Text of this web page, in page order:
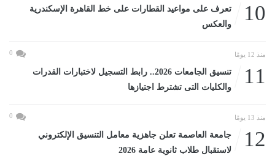
10
تعرف على مواعيد القطارات على خط القاهرة الإسكندرية
والعكس
منذ 12 يومًا 0
11
تنسيق الجامعات 2026.. رابط التسجيل لاختبارات القدرات
والكليات التى تشترط اجتيازها
منذ 13 يومًا 0
12
جامعة العاصمة تعلن جاهزية معامل التنسيق الإلكتروني
لاستقبال طلاب ثانوية عامة 2026